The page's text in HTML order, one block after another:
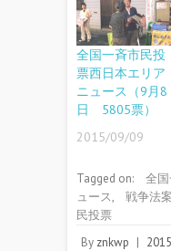
全国一斉市民投
票西日本エリア
ニュース（9月8
日 5805票）
2015/09/09
Tagged on:
全
ュース, 戦争法案
民投票
By znkwp |